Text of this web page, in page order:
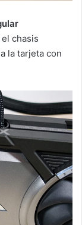
el chasis
la tarjeta con